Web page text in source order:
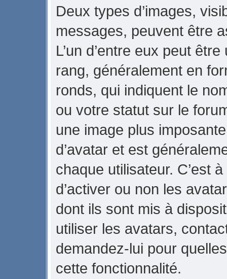
Deux types d’images,
messages, peuvent être
L’un d’entre eux peut
rang, généralement en
ronds, qui indiquent le
ou votre statut sur le
une image plus
d’avatar et est
chaque utilisateur. C’est
d’activer ou non les
dont ils sont mis à
utiliser les avatars,
demandez-lui pour
cette fonctionnalité.